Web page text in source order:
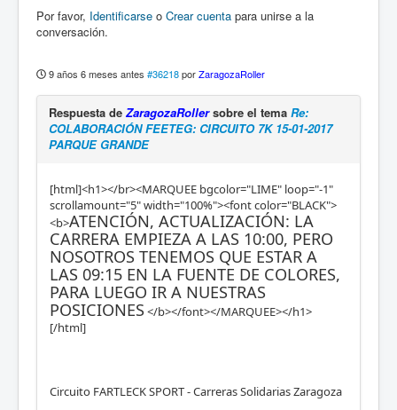
Por favor, Identificarse o Crear cuenta para unirse a la
conversación.
9 años 6 meses antes #36218porZaragozaRoller
Respuesta de ZaragozaRollersobre el tema Re:
COLABORACIÓN FEETEG: CIRCUITO 7K 15-01-2017
PARQUE GRANDE
[html]<h1></br><MARQUEE bgcolor="LIME" loop="-1"
scrollamount="5" width="100%"><font color="BLACK">
<b>ATENCIÓN, ACTUALIZACIÓN: LA
CARRERA EMPIEZA A LAS 10:00, PERO
NOSOTROS TENEMOS QUE ESTAR A
LAS 09:15 EN LA FUENTE DE COLORES,
PARA LUEGO IR A NUESTRAS
POSICIONES </b></font></MARQUEE></h1>
[/html]
Circuito FARTLECK SPORT - Carreras Solidarias Zaragoza